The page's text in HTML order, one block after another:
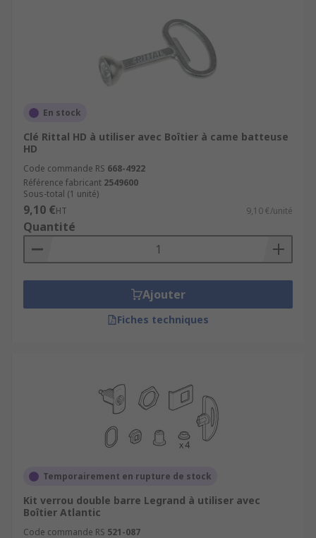
En stock
Clé Rittal HD à utiliser avec Boîtier à came batteuse
HD
Code commande RS 668-4922
Référence fabricant 2549600
Sous-total (1 unité)
9,10 €HT 9,10 €/unité
Quantité
Ajouter
Fiches techniques
Temporairement en rupture de stock
Kit verrou double barre Legrand à utiliser avec
Boîtier Atlantic
Code commande RS 521-087